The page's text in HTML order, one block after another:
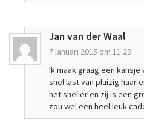
Jan van der Waal
7 januari 2015 om 11:29
Ik maak graag een
snel last van pluizig haar
het sneller en zij is een
zou wel een heel leuk